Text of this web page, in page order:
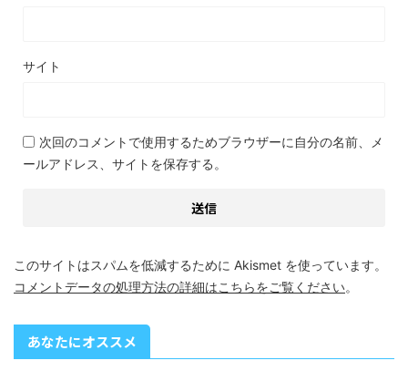
サイト
次回のコメントで使用するためブラウザーに自分の名前、メ
ールアドレス、サイトを保存する。
このサイトはスパムを低減するために Akismet を使っています。
コメントデータの処理方法の詳細はこちらをご覧ください。
あなたにオススメ